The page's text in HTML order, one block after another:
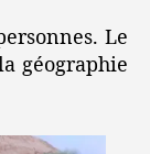
Le
géographie